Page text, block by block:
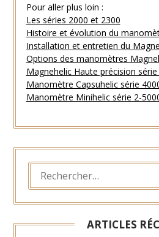
Pour aller plus loin :
Les séries 2000 et 2300
Histoire et évolution du
Installation et entretien du
Options des manomètres
Magnehelic Haute précision
Manomètre Capsuhelic série
Manomètre Minihelic série 2-
ARTICLES